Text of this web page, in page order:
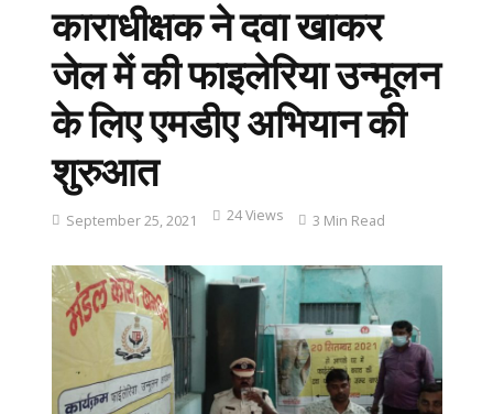
काराधीक्षक ने दवा खाकर
जेल में की फाइलेरिया उन्मूलन
के लिए एमडीए अभियान की
शुरुआत
September 25, 2021 24 Views 3 Min Read